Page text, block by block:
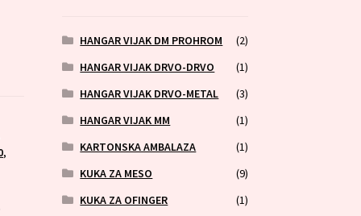
,
HANGAR VIJAK DM PROHROM
(2)
HANGAR VIJAK DRVO-DRVO
(1)
HANGAR VIJAK DRVO-METAL
(3)
HANGAR VIJAK MM
(1)
KARTONSKA AMBALAZA
(1)
KUKA ZA MESO
(9)
KUKA ZA OFINGER
(1)